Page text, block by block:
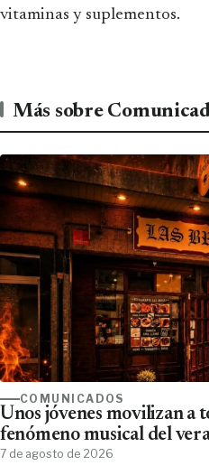
vitaminas y suplementos.
Más sobre
COMUNICADOS
Unos jóvenes movilizan a
fenómeno musical del
7 de agosto de 2026